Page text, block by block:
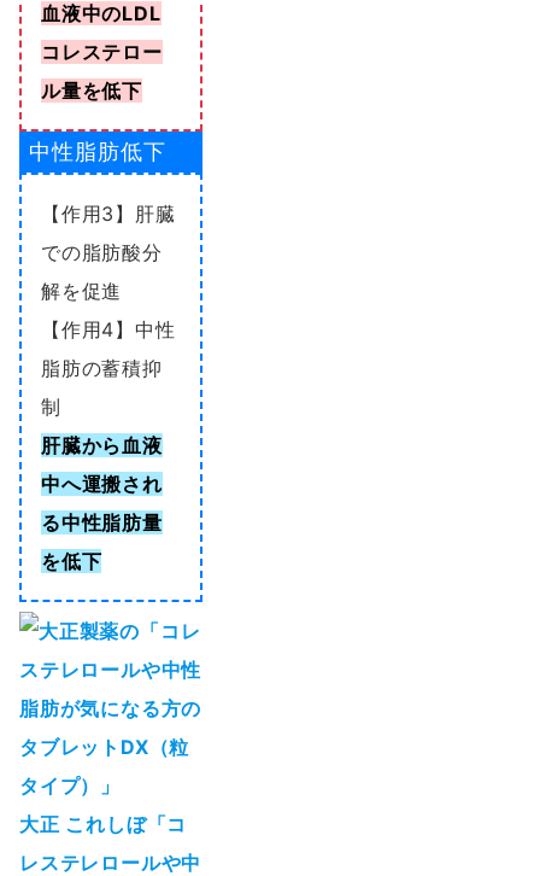
血液中のLDL
コレステロー
ル量を低下
中性脂肪低下
【作用3】肝臓
での脂肪酸分
解を促進
【作用4】中性
脂肪の蓄積抑
制
肝臓から血液
中へ運搬され
る中性脂肪量
を低下
大正 これしぼ「コ
レステレロールや中